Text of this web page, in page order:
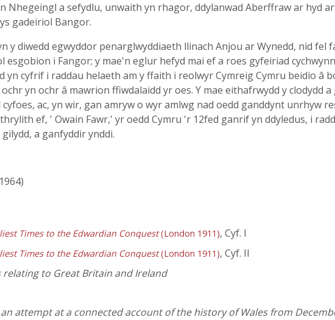
Nhegeingl a sefydlu, unwaith yn rhagor, ddylanwad Aberffraw ar hyd
gadeiriol Bangor.
y diwedd egwyddor penarglwyddiaeth llinach Anjou ar Wynedd, nid fel
esgobion i Fangor; y mae'n eglur hefyd mai ef a roes gyfeiriad
yn cyfrif i raddau helaeth am y ffaith i reolwyr Cymreig Cymru beidio â
yn ochr â mawrion ffiwdalaidd yr oes. Y mae eithafrwydd y clodydd
ac, yn wir, gan amryw o wyr amlwg nad oedd ganddynt unrhyw
ef, ' Owain Fawr,' yr oedd Cymru 'r 12fed ganrif yn ddyledus, i
a ganfyddir ynddi.
Times to the Edwardian Conquest(London 1911), Cyf. I
Times to the Edwardian Conquest(London 1911), Cyf. II
relating to Great Britain and Ireland
an attempt at a connected account of the history of Wales from